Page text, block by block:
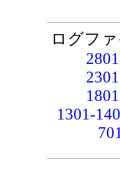
ログフ
1301-